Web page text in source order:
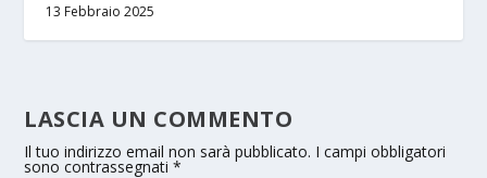
13 Febbraio 2025
LASCIA UN COMMENTO
Il tuo indirizzo email non sarà pubblicato. I campi obbligatori
sono contrassegnati*